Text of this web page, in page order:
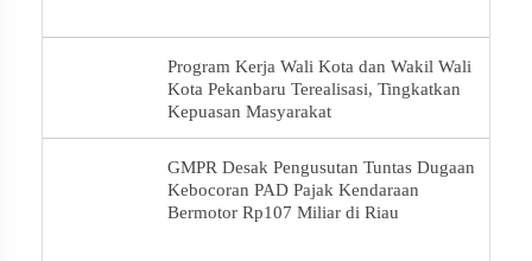
Program Kerja Wali Kota dan Wakil Wali
Kota Pekanbaru Terealisasi, Tingkatkan
Kepuasan Masyarakat
GMPR Desak Pengusutan Tuntas Dugaan
Kebocoran PAD Pajak Kendaraan
Bermotor Rp107 Miliar di Riau